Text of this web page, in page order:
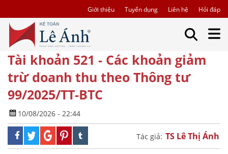
Giới thiệu Tuyển dụng Liên hệ Hỏi đáp
Tài khoản 521 - Các khoản giảm
trừ doanh thu theo Thông tư
99/2025/TT-BTC
10/08/2026 - 22:44
Tác giả: TS Lê Thị Ánh